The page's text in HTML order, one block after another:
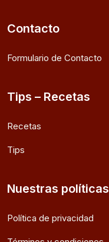
Contacto
Formulario de Contacto
Tips – Recetas
Recetas
Tips
Nuestras políticas
Política de privacidad